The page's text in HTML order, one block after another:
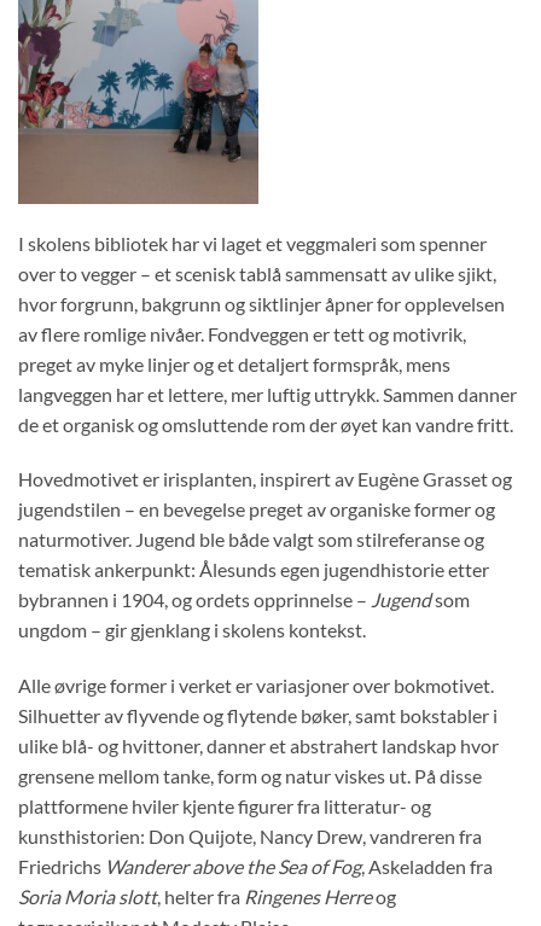
I skolens bibliotek har vi laget et veggmaleri som spenner
over to vegger – et scenisk tablå sammensatt av ulike sjikt,
hvor forgrunn, bakgrunn og siktlinjer åpner for opplevelsen
av flere romlige nivåer. Fondveggen er tett og motivrik,
preget av myke linjer og et detaljert formspråk, mens
langveggen har et lettere, mer luftig uttrykk. Sammen danner
de et organisk og omsluttende rom der øyet kan vandre fritt.
Hovedmotivet er irisplanten, inspirert av Eugène Grasset og
jugendstilen – en bevegelse preget av organiske former og
naturmotiver. Jugend ble både valgt som stilreferanse og
tematisk ankerpunkt: Ålesunds egen jugendhistorie etter
bybrannen i 1904, og ordets opprinnelse – Jugendsom
ungdom – gir gjenklang i skolens kontekst.
Alle øvrige former i verket er variasjoner over bokmotivet.
Silhuetter av flyvende og flytende bøker, samt bokstabler i
ulike blå- og hvittoner, danner et abstrahert landskap hvor
grensene mellom tanke, form og natur viskes ut. På disse
plattformene hviler kjente figurer fra litteratur- og
kunsthistorien: Don Quijote, Nancy Drew, vandreren fra
Friedrichs Wanderer above the Sea of Fog, Askeladden fra
Soria Moria slott, helter fra Ringenes Herreog